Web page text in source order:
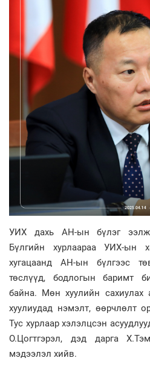
УИХ дахь АН-ын бүлэг
Бүлгийн хурлаараа УИХ-ын
хугацаанд АН-ын бүлгээс
төслүүд, бодлогын баримт
байна. Мөн хуулийн сахиулах
хуулиудад нэмэлт, өөрчлөлт
Тус хурлаар хэлэлцсэн
О.Цогтгэрэл, дэд дарга
мэдээлэл хийв.